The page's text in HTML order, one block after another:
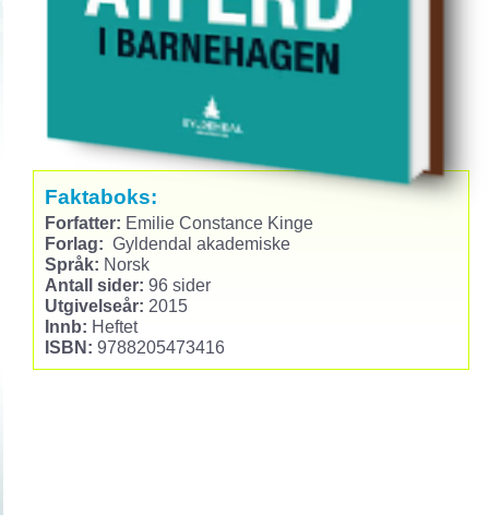
Faktaboks:
Forfatter: Emilie Constance Kinge
Forlag: Gyldendal akademiske
Språk: Norsk
Antall sider: 96 sider
Utgivelseår: 2015
Innb: Heftet
ISBN: 9788205473416